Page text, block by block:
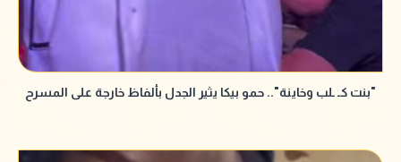
"بنت كـ ـلب وخاينة".. حمو بيكا يثير الجدل بألفاظ خارجة على المسرح